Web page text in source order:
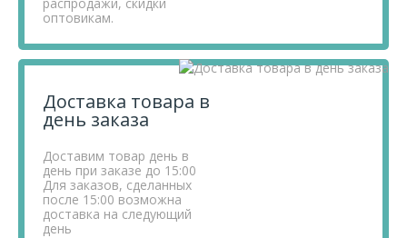
оптовикам.
Доставка товара в
день заказа
Доставим товар день в
день при заказе до 15:00
Для заказов, сделанных
после 15:00 возможна
доставка на следующий
день